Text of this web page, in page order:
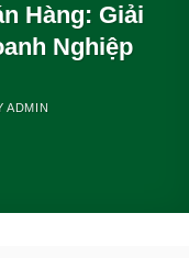
Hàng: Giải
Nghiệp
ADMIN